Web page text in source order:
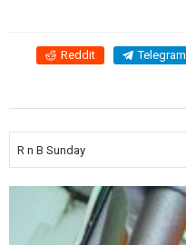
Reddit Telegram
R n B Sunday